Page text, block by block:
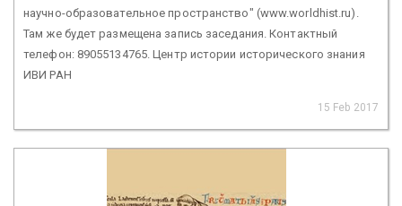
научно-образовательное пространство" (www.worldhist.ru).
Там же будет размещена запись заседания. Контактный
телефон: 89055134765. Центр истории исторического знания
ИВИ РАН
15 Feb 2017